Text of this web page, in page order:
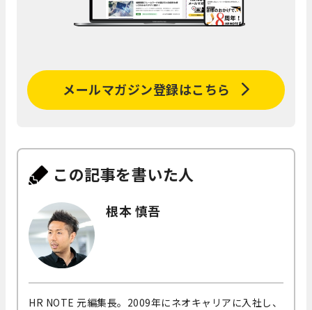
メールマガジン登録はこちら
この記事を書いた人
根本 慎吾
HR NOTE 元編集長。2009年にネオキャリアに入社し、